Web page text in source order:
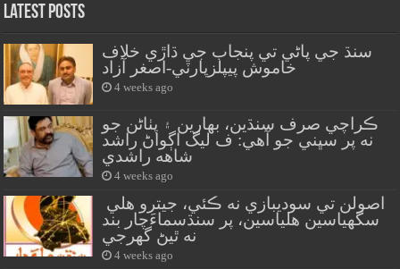
Latest Posts
سنڌ جي پاڻي تي پنجاب جي ڌاڙي خلاف
خاموش پيپلزپارٽي-اصغر آزاد
4 weeks ago
ڪراچي صرف سنڌين، بهارين ۽ پٺاڻن جو
نه پر سڀني جو آهي: ف ليگ اڳواڻ راشد
شاهه راشدي
4 weeks ago
سگهياسين هلياسين، پر سنڌسماءَچار بند
نه ٿيڻ گهرجي
4 weeks ago